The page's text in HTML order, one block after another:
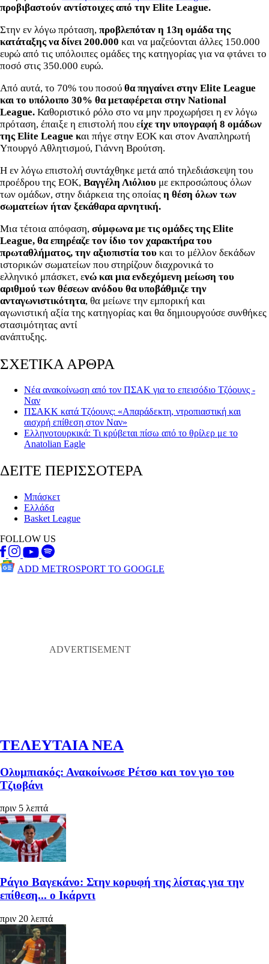
προβιβαστούν αντίστοιχες από την Elite League.
Στην εν λόγω πρόταση, προβλεπόταν η 13η ομάδα της
κατάταξης να δίνει 200.000 και να μαζεύονται άλλες 150.000
ευρώ από τις υπόλοιπες ομάδες της κατηγορίας για να φτάνει το
ποσό στις 350.000 ευρώ.
Από αυτά, το 70% του ποσού θα πηγαίνει στην Elite League
και το υπόλοιπο 30% θα μεταφέρεται στην National
League. Καθοριστικό ρόλο στο να μην προχωρήσει η εν λόγω
πρόταση, έπαιξε η επιστολή που είχε την υπογραφή 8 ομάδων
της Elite League και πήγε στην ΕΟΚ και στον Αναπληρωτή
Υπουργό Αθλητισμού, Γιάννη Βρούτση.
Η εν λόγω επιστολή συντάχθηκε μετά από τηλεδιάσκεψη του
προέδρου της ΕΟΚ, Βαγγέλη Λιόλιου με εκπροσώπους όλων
των ομάδων, στην διάρκεια της οποίας η θέση όλων των
σωματείων ήταν ξεκάθαρα αρνητική.
Μια τέτοια απόφαση, σύμφωνα με τις ομάδες της Elite
League, θα επηρέαζε τον ίδιο τον χαρακτήρα του
πρωταθλήματος, την αξιοπιστία του και το μέλλον δεκάδων
ιστορικών σωματείων που στηρίζουν διαχρονικά το
ελληνικό μπάσκετ, ενώ και μια ενδεχόμενη μείωση του
αριθμού των θέσεων ανόδου θα υποβάθμιζε την
ανταγωνιστικότητα, θα μείωνε την εμπορική και
αγωνιστική αξία της κατηγορίας και θα δημιουργούσε συνθήκες
στασιμότητας αντί
ανάπτυξης.
ΣΧΕΤΙΚΑ ΑΡΘΡΑ
Νέα ανακοίνωση από τον ΠΣΑΚ για το επεισόδιο Τζόουνς -
Ναν
ΠΣΑΚΚ κατά Τζόουνς: «Απαράδεκτη, ντροπιαστική και
αισχρή επίθεση στον Ναν»
Ελληνοτουρκικά: Τι κρύβεται πίσω από το θρίλερ με το
Anatolian Eagle
ΔΕΙΤΕ ΠΕΡΙΣΣΟΤΕΡΑ
Μπάσκετ
Ελλάδα
Basket League
FOLLOW US
ADD METROSPORT TO GOOGLE
ΤΕΛΕΥΤΑΙΑ ΝΕΑ
Ολυμπιακός: Ανακοίνωσε Ρέτσο και τον γιο του
Τζιοβάνι
πριν 5 λεπτά
Ράγιο Βαγεκάνο: Στην κορυφή της λίστας για την
επίθεση... ο Ικάρντι
πριν 20 λεπτά